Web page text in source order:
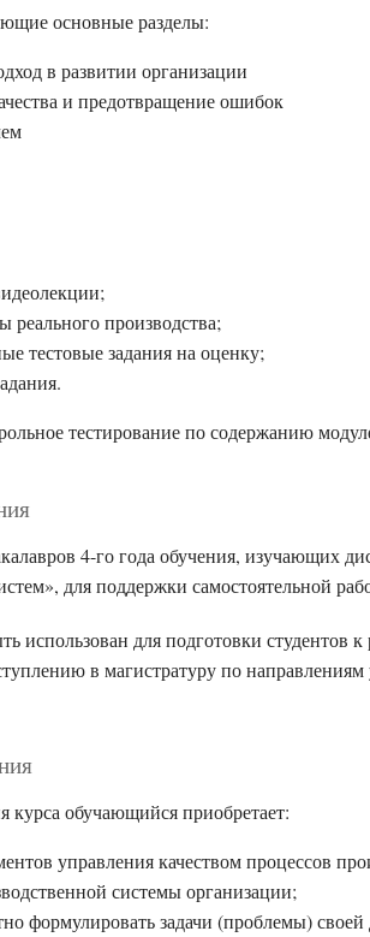
основные разделы:
в развитии организации
и предотвращение ошибок
реального производства;
тестовые задания на оценку;
тестирование по содержанию
4-го года обучения, изучающих
для поддержки самостоятельной
использован для подготовки студентов
в магистратуру по
курса обучающийся приобретает:
управления качеством процессов
системы организации;
формулировать задачи (проблемы) своей